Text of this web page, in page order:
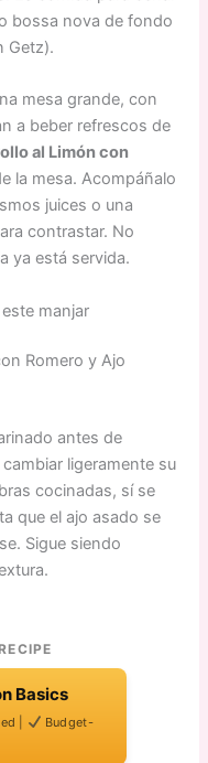
bossa nova de fondo
Getz).
mesa grande, con
a beber refrescos de
al Limón con
la mesa. Acompáñalo
juices o una
contrastar. No
ya está servida.
manjar
Romero y Ajo
antes de
ligeramente su
cocinadas, sí se
que el ajo asado se
Sigue siendo
Basics
|
Budget-